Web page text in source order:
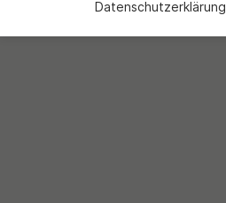
Datenschutzerklärung